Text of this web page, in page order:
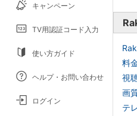
キャンペーン
TV用認証コード入力
使い方ガイド
ヘルプ・お問い合わせ
ログイン
料
視
画
テ